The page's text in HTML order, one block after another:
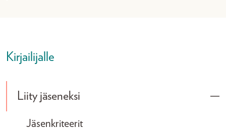
Kirjailijalle
Liity jäseneksi
Jäsenkriteerit